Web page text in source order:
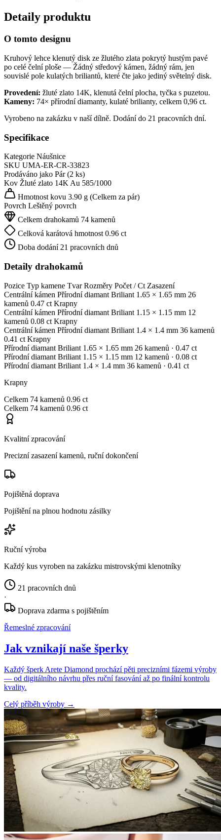
Detaily produktu
O tomto designu
Kruhový lehce klenutý disk ze žlutého zlata pokrytý hustým pavé
po celé čelní ploše — Žádný středový kámen, žádný rám, jen
souvislé pole kulatých briliantů, které čte jako jediný světelný disk.
Provedení: žluté zlato 14K, klenutá čelní plocha, tyčka s puzetou.
Kameny: 74× přírodní diamanty, kulaté brilianty, celkem 0,96 ct.
Vyrobeno na zakázku v naší dílně. Dodání do 21 pracovních dní.
Specifikace
Kategorie Náušnice
SKU UMA-ER-CR-33823
Prodáváno jako Pár (2 ks)
Kov Žluté zlato 14KAu 585/1000
Hmotnost kovu 3.90 g (Celkem za pár)
Povrch Leštěný povrch
Celkem drahokamů 74 kamenů
Celková karátová hmotnost 0.96 ct
Doba dodání 21 pracovních dnů
Detaily drahokamů
Pozice Typ kamene Tvar Rozměry Počet / Ct Zasazení
Centrální kámen Přírodní diamant Briliant 1.65 × 1.65 mm 26
kamenů 0.47 ct Krapny
Centrální kámen Přírodní diamant Briliant 1.15 × 1.15 mm 12
kamenů 0.08 ct Krapny
Centrální kámen Přírodní diamant Briliant 1.4 × 1.4 mm 36 kamenů
0.41 ct Krapny
Přírodní diamant Briliant 1.65 × 1.65 mm 26 kamenů · 0.47 ct
Přírodní diamant Briliant 1.15 × 1.15 mm 12 kamenů · 0.08 ct
Přírodní diamant Briliant 1.4 × 1.4 mm 36 kamenů · 0.41 ct
Krapny
Celkem 74 kamenů 0.96 ct
Celkem 74 kamenů 0.96 ct
Kvalitní zpracování
Precizní zasazení kamenů, ruční dokončení
Pojištěná doprava
Pojištění na plnou hodnotu zásilky
Ruční výroba
Každý kus vyroben na zakázku mistrovskými klenotníky
21 pracovních dnů
·
Doprava zdarma s pojištěním
Řemeslné zpracování
Jak vznikají naše šperky
Každý šperk Arete Diamond prochází pěti precizními fázemi výroby
— od digitálního návrhu přes ruční fasování až po finální kontrolu
kvality.
Celý příběh výroby →